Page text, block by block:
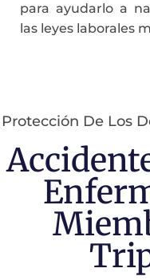
para ayudarlo a
las leyes laborales
Protección De Los